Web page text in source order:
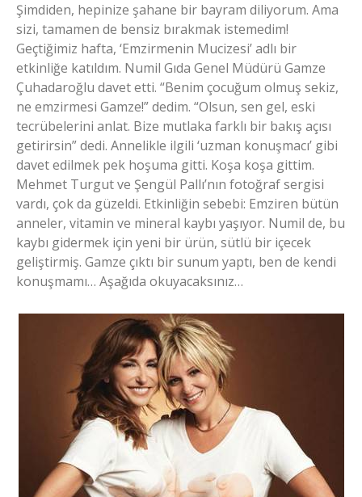
Şimdiden, hepinize şahane bir bayram diliyorum. Ama
sizi, tamamen de bensiz bırakmak istemedim!
Geçtiğimiz hafta, ‘Emzirmenin Mucizesi’ adlı bir
etkinliğe katıldım. Numil Gıda Genel Müdürü Gamze
Çuhadaroğlu davet etti. “Benim çocuğum olmuş sekiz,
ne emzirmesi Gamze!” dedim. “Olsun, sen gel, eski
tecrübelerini anlat. Bize mutlaka farklı bir bakış açısı
getirirsin” dedi. Annelikle ilgili ‘uzman konuşmacı’ gibi
davet edilmek pek hoşuma gitti. Koşa koşa gittim.
Mehmet Turgut ve Şengül Pallı’nın fotoğraf sergisi
vardı, çok da güzeldi. Etkinliğin sebebi: Emziren bütün
anneler, vitamin ve mineral kaybı yaşıyor. Numil de, bu
kaybı gidermek için yeni bir ürün, sütlü bir içecek
geliştirmiş. Gamze çıktı bir sunum yaptı, ben de kendi
konuşmamı… Aşağıda okuyacaksınız…